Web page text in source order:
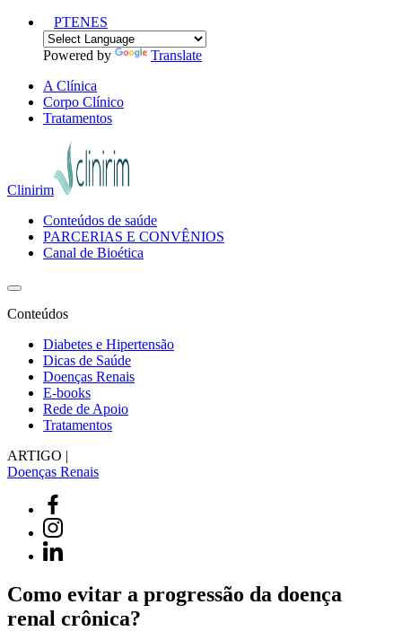
PTENES
Powered by
Translate
A Clínica
Corpo Clínico
Tratamentos
Clinirim
Conteúdos de saúde
PARCERIAS E CONVÊNIOS
Canal de Bioética
Conteúdos
Diabetes e Hipertensão
Dicas de Saúde
Doenças Renais
E-books
Rede de Apoio
Tratamentos
ARTIGO |
Doenças Renais
Como evitar a progressão da doença
renal crônica?